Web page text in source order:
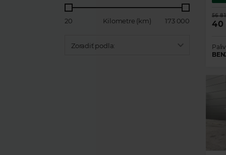
20 Kilometre (km) 173 000
Zoradiť podla:
56
40